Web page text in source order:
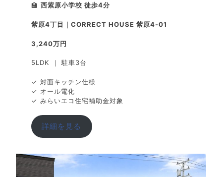
🏫 西紫原小学校 徒歩4分
紫原4丁目｜CORRECT HOUSE 紫原4-01
3,240万円
5LDK ｜ 駐車3台
✓ 対面キッチン仕様
✓ オール電化
✓ みらいエコ住宅補助金対象
詳細を見る